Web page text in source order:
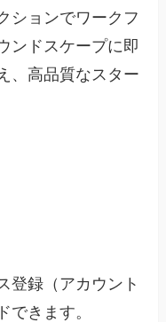
ションでワークフ
ンドスケープに即
、高品質なスター
登録（アカウント
できます。